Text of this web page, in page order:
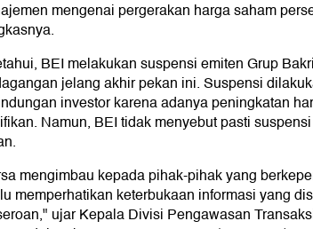
mengenai pergerakan harga saham
BEI melakukan suspensi emiten Grup
jelang akhir pekan ini. Suspensi
investor karena adanya peningkatan
Namun, BEI tidak menyebut pasti
mengimbau kepada pihak-pihak yang
memperhatikan keterbukaan informasi yang
ujar Kepala Divisi Pengawasan